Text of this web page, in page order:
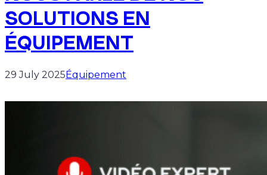
SOLUTIONS EN
ÉQUIPEMENT
29 July 2025Équipement